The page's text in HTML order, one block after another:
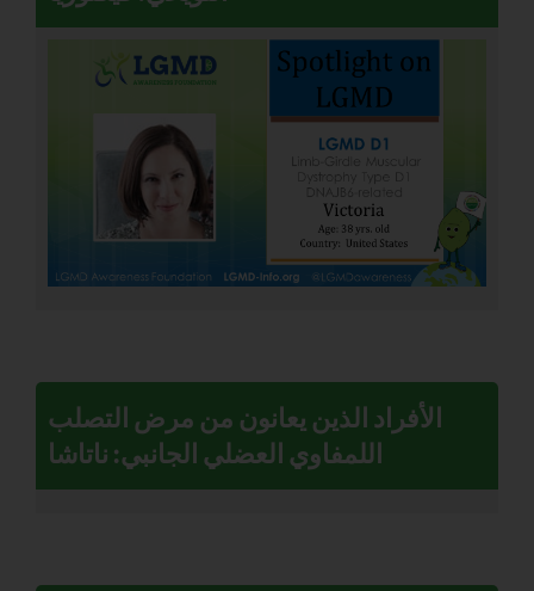
الأفراد الذين يعانون من مرض التصلب
اللمفاوي العضلي الجانبي: ناتاشا